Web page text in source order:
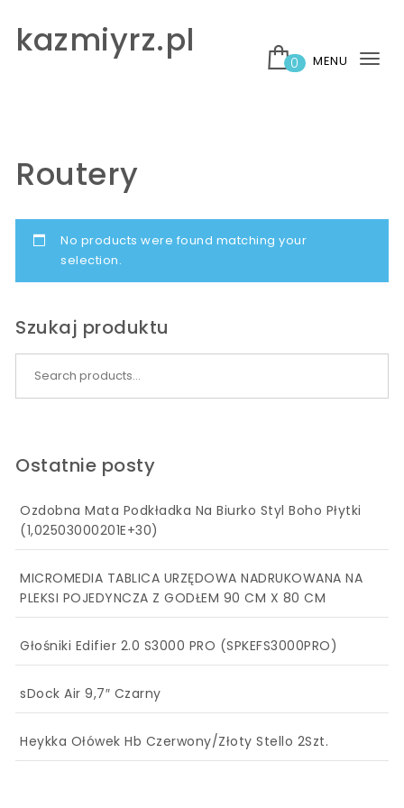
kazmiyrz.pl
0 MENU
Routery
No products were found matching your
selection.
Szukaj produktu
Ostatnie posty
Ozdobna Mata Podkładka Na Biurko Styl Boho Płytki
(1,02503000201E+30)
MICROMEDIA TABLICA URZĘDOWA NADRUKOWANA NA
PLEKSI POJEDYNCZA Z GODŁEM 90 CM X 80 CM
Głośniki Edifier 2.0 S3000 PRO (SPKEFS3000PRO)
sDock Air 9,7″ Czarny
Heykka Ołówek Hb Czerwony/Złoty Stello 2Szt.